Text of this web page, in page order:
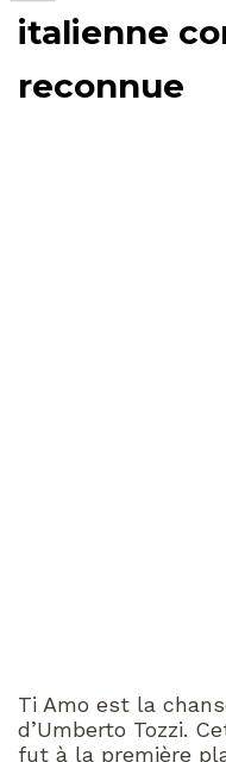
italienne
reconnue
Ti Amo est la
d’Umberto Tozzi.
fut à la première